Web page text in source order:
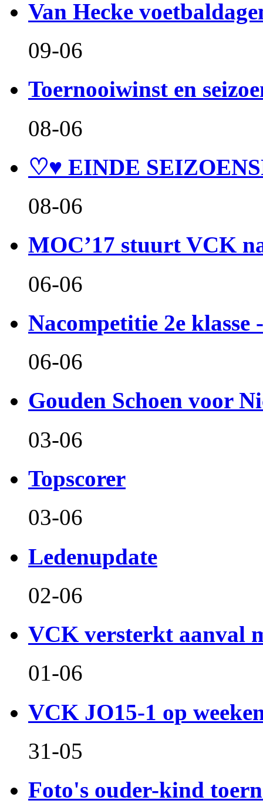
Van Hecke
09-06
Toernooiwinst en
08-06
♡♥ EINDE
08-06
MOC’17 stuurt VCK
06-06
Nacompetitie 2e klasse
06-06
Gouden Schoen voor
03-06
Topscorer
03-06
Ledenupdate
02-06
VCK versterkt aanval
01-06
VCK JO15-1 op
31-05
Foto's ouder-kind